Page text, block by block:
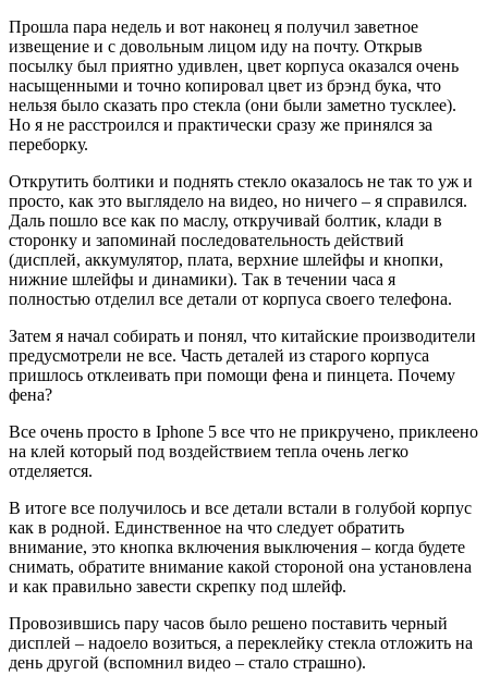
Прошла пара недель и вот наконец я получил заветное
извещение и с довольным лицом иду на почту. Открыв
посылку был приятно удивлен, цвет корпуса оказался очень
насыщенными и точно копировал цвет из брэнд бука, что
нельзя было сказать про стекла (они были заметно тусклее).
Но я не расстроился и практически сразу же принялся за
переборку.
Открутить болтики и поднять стекло оказалось не так то уж и
просто, как это выглядело на видео, но ничего – я справился.
Даль пошло все как по маслу, откручивай болтик, клади в
сторонку и запоминай последовательность действий
(дисплей, аккумулятор, плата, верхние шлейфы и кнопки,
нижние шлейфы и динамики). Так в течении часа я
полностью отделил все детали от корпуса своего телефона.
Затем я начал собирать и понял, что китайские производители
предусмотрели не все. Часть деталей из старого корпуса
пришлось отклеивать при помощи фена и пинцета. Почему
фена?
Все очень просто в Iphone 5 все что не прикручено, приклеено
на клей который под воздействием тепла очень легко
отделяется.
В итоге все получилось и все детали встали в голубой корпус
как в родной. Единственное на что следует обратить
внимание, это кнопка включения выключения – когда будете
снимать, обратите внимание какой стороной она установлена
и как правильно завести скрепку под шлейф.
Провозившись пару часов было решено поставить черный
дисплей – надоело возиться, а переклейку стекла отложить на
день другой (вспомнил видео – стало страшно).